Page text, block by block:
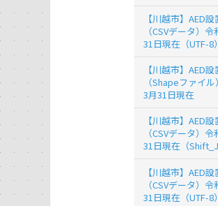
【川越市】AED
（CSVデータ）
31日現在（UTF-8）
【川越市】AED
（Shapeファイ
3月31日現在
【川越市】AED
（CSVデータ）
31日現在（
【川越市】AED
（CSVデータ）
31日現在（UTF-8）